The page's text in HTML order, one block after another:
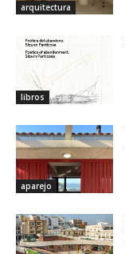
arquitectura
libros
aparejo